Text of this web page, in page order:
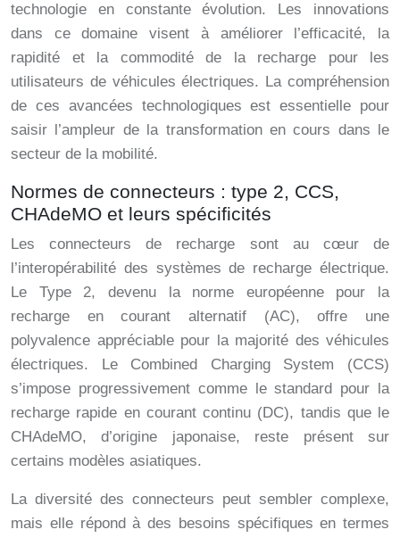
technologie en constante évolution. Les innovations
dans ce domaine visent à améliorer l’efficacité, la
rapidité et la commodité de la recharge pour les
utilisateurs de véhicules électriques. La compréhension
de ces avancées technologiques est essentielle pour
saisir l’ampleur de la transformation en cours dans le
secteur de la mobilité.
Normes de connecteurs : type 2, CCS,
CHAdeMO et leurs spécificités
Les connecteurs de recharge sont au cœur de
l’interopérabilité des systèmes de recharge électrique.
Le Type 2, devenu la norme européenne pour la
recharge en courant alternatif (AC), offre une
polyvalence appréciable pour la majorité des véhicules
électriques. Le Combined Charging System (CCS)
s’impose progressivement comme le standard pour la
recharge rapide en courant continu (DC), tandis que le
CHAdeMO, d’origine japonaise, reste présent sur
certains modèles asiatiques.
La diversité des connecteurs peut sembler complexe,
mais elle répond à des besoins spécifiques en termes